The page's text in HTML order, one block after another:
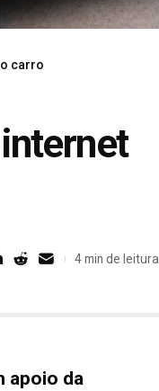
carro
4 min de leitura
apoio da